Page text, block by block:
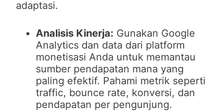
adaptasi.
Analisis Kinerja: Gunakan Google
Analytics dan data dari platform
monetisasi Anda untuk memantau
sumber pendapatan mana yang
paling efektif. Pahami metrik seperti
traffic, bounce rate, konversi, dan
pendapatan per pengunjung.